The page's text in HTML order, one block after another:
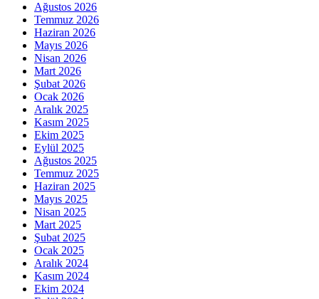
Ağustos 2026
Temmuz 2026
Haziran 2026
Mayıs 2026
Nisan 2026
Mart 2026
Şubat 2026
Ocak 2026
Aralık 2025
Kasım 2025
Ekim 2025
Eylül 2025
Ağustos 2025
Temmuz 2025
Haziran 2025
Mayıs 2025
Nisan 2025
Mart 2025
Şubat 2025
Ocak 2025
Aralık 2024
Kasım 2024
Ekim 2024